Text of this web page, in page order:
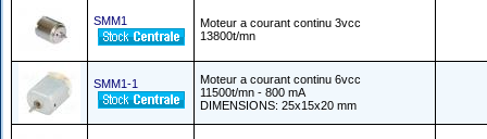
SMM1
Moteur a courant continu 3vcc
13800t/mn
SMM1-1
Moteur a courant continu 6vcc
11500t/mn - 800 mA
DIMENSIONS: 25x15x20 mm